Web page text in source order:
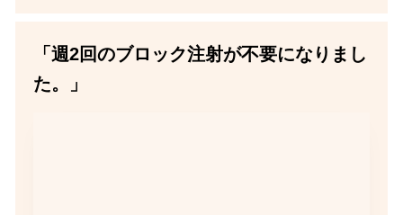
「週2回のブロック注射が不要になりまし
た。」